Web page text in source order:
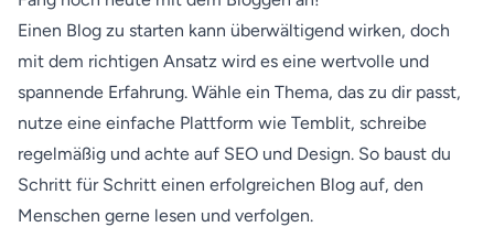
Einen Blog zu starten kann überwältigend wirken, doch
mit dem richtigen Ansatz wird es eine wertvolle und
spannende Erfahrung. Wähle ein Thema, das zu dir passt,
nutze eine einfache Plattform wie Temblit, schreibe
regelmäßig und achte auf SEO und Design. So baust du
Schritt für Schritt einen erfolgreichen Blog auf, den
Menschen gerne lesen und verfolgen.